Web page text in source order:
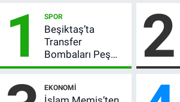
1 SPOR
Beşiktaş’ta
Transfer
Bombaları Peş
Peşe! Adalı
Açıkladı, 5 Yıldız
2
EKONOMI